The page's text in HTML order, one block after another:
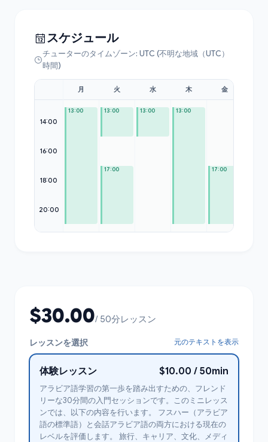
スケジュール
チューターのタイムゾーン: UTC (不明な地域（UTC）
時間)
14:00
16:00
18:00
20:00
月
13:00
火
13:00
17:00
水
13:00
木
13:00
金
17:00
$30.00/ 50分レッスン
レッスンを選択 元のテキストを表示
体験レッスン $10.00 / 50min
アラビア語学習の第一歩を踏み出すための、フレンド
リーな30分間の入門セッションです。このミニレッス
ンでは、以下の内容を行います。 フスハー（アラビア
語の標準語）と会話アラビア語の両方における現在の
レベルを評価します。 旅行、キャリア、文化、メディ